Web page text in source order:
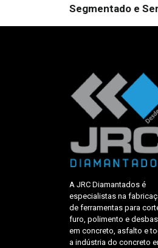
Segmentado e
A JRC Diamantados é
especialistas na
de ferramentas para
furo, polimento e
em concreto, asfalto e
a indústria do concreto